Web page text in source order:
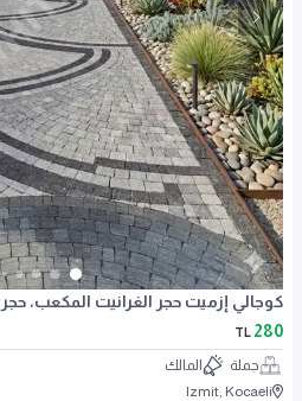
كوجالي إزميت حجر الغرانيت المكعب،
280
TL
جملة
المالك
Izmit, Kocaeli